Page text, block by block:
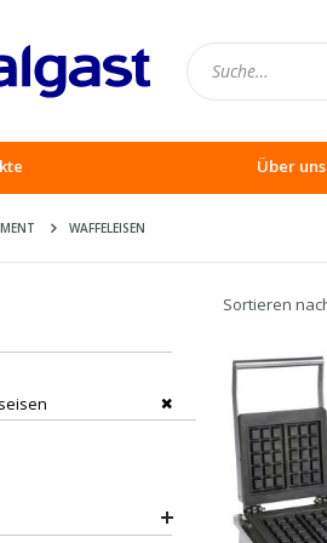
Über uns
WAFFELEISEN
Sortieren
Dies entfernen